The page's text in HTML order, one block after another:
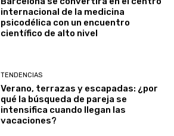
internacional de la medicina
psicodélica con un encuentro
científico de alto nivel
TENDENCIAS
Verano, terrazas y escapadas: ¿por
qué la búsqueda de pareja se
intensifica cuando llegan las
vacaciones?